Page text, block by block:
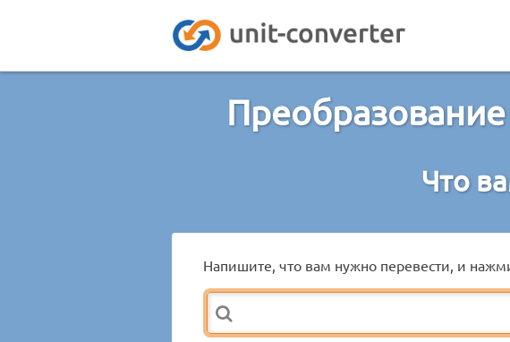
Что
Напишите, что вам нужно перевести, и